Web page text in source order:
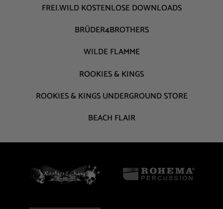
FREI.WILD KOSTENLOSE DOWNLOADS
BRÜDER4BROTHERS
WILDE FLAMME
ROOKIES & KINGS
ROOKIES & KINGS UNDERGROUND STORE
BEACH FLAIR